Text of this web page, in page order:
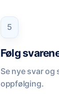
5
Følg
Se nye svar og
oppfølging.